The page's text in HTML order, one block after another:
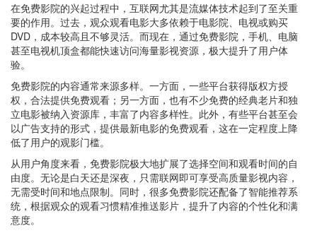
在免费影院的兴起过程中，互联网尤其是流媒体技术起到了至关重
要的作用。过去，观众观看电影大多依赖于电影院、电视或购买
DVD，成本较高且不够灵活。而现在，通过免费影院，手机、电脑
甚至电视机顶盒都能快速访问海量影视资源，极大提升了用户体
验。
免费影院的内容通常来源多样。一方面，一些平台获得版权方授
权，合法提供免费观看；另一方面，也有不少免费的经典老片和独
立电影被纳入资源库，丰富了内容多样性。此外，有些平台甚至会
以广告支持的形式，提供最新电影的免费观看，这在一定程度上降
低了用户的观影门槛。
从用户角度来看，免费影院极大地扩展了选择空间和观看时间的自
由度。无论是白天还是深夜，只需联网即可享受高质量影视内容，
无需受时间和地点限制。同时，很多免费影院还配备了智能推荐系
统，根据观众的观看习惯精准推送影片，提升了内容的个性化和满
意度。